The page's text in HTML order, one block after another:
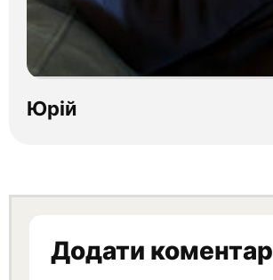
Юрій
Додати коментар